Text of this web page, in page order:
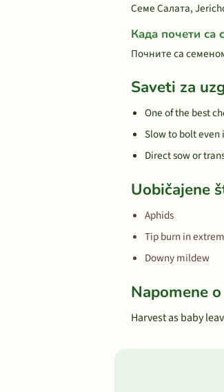
Семе Салата,
Када почети са
Почните са
Saveti za
One of the best
Slow to bolt
Direct sow or
Uobičajene
Aphids
Tip burn in
Downy mildew
Napomene
Harvest as baby